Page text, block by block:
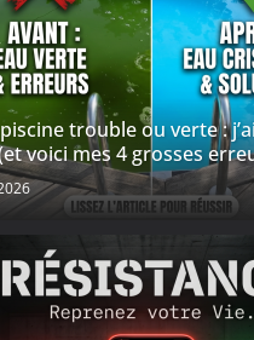
trouble ou verte :
voici mes 4 grosses